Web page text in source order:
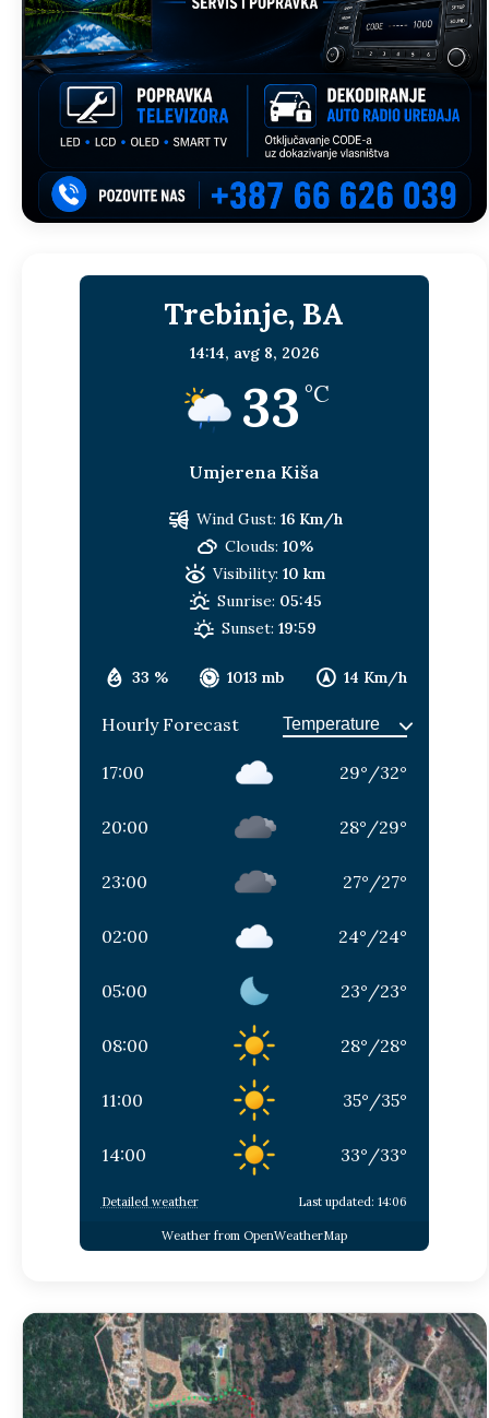
Trebinje, BA
14:14, avg 8, 2026
33 °C
Umjerena Kiša
33 % 1013 mb 14 Km/h
Wind Gust: 16 Km/h
Clouds: 10%
Visibility: 10 km
Sunrise: 05:45
Sunset: 19:59
Hourly Forecast
17:00 29° /32°
20:00 28° /29°
23:00 27° /27°
02:00 24° /24°
05:00 23° /23°
08:00 28° /28°
11:00 35° /35°
14:00 33° /33°
Detailed weather Last updated: 14:06
Weather from OpenWeatherMap